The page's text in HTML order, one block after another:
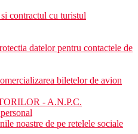
contractul cu turistul
datelor pentru contactele de
biletelor de avion
- A.N.P.C.
noastre de pe retelele sociale